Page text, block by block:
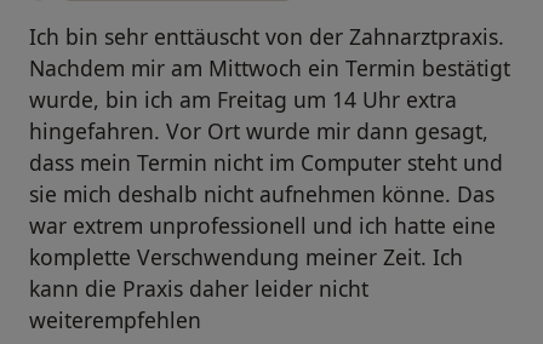
Ich bin sehr enttäuscht von der Zahnarztpraxis.
Nachdem mir am Mittwoch ein Termin bestätigt
wurde, bin ich am Freitag um 14 Uhr extra
hingefahren. Vor Ort wurde mir dann gesagt,
dass mein Termin nicht im Computer steht und
sie mich deshalb nicht aufnehmen könne. Das
war extrem unprofessionell und ich hatte eine
komplette Verschwendung meiner Zeit. Ich
kann die Praxis daher leider nicht
weiterempfehlen